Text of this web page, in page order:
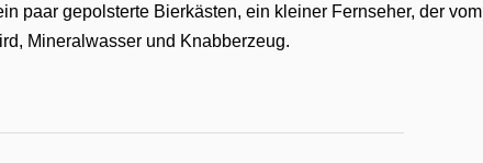
paar gepolsterte Bierkästen, ein kleiner Fernseher, der vom
Mineralwasser und Knabberzeug.